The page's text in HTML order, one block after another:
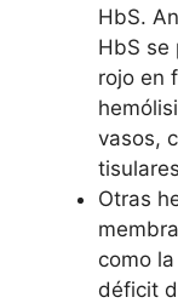
HbS.
HbS se
rojo en
vasos,
Otras
como la
déficit